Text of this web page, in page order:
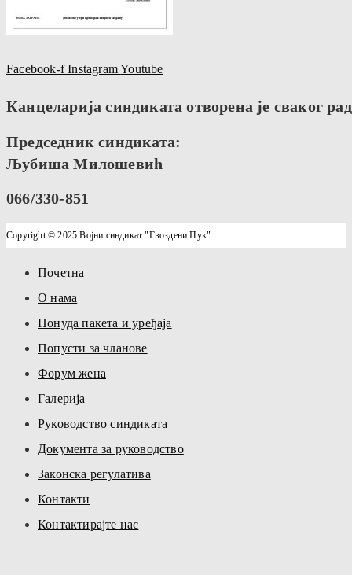
Facebook-f InstagramYoutube
Канцеларија синдиката отворена је сваког
Председник синдиката:
Љубиша Милошевић
066/330-851
Copyright © 2025 Војни синдикат "Гвоздени Пук"
Почетна
О нама
Понуда пакета и уређаја
Попусти за чланове
Форум жена
Галерија
Руководство синдиката
Документа за руководство
Законска регулатива
Контакти
Контактирајте нас